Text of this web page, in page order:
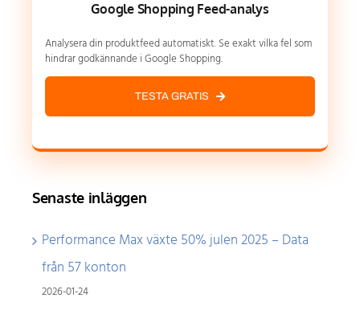
Google Shopping Feed-analys
Analysera din produktfeed automatiskt. Se exakt vilka fel som
hindrar godkännande i Google Shopping.
TESTA GRATIS
Senaste inläggen
Performance Max växte 50% julen 2025 – Data
från 57 konton
2026-01-24